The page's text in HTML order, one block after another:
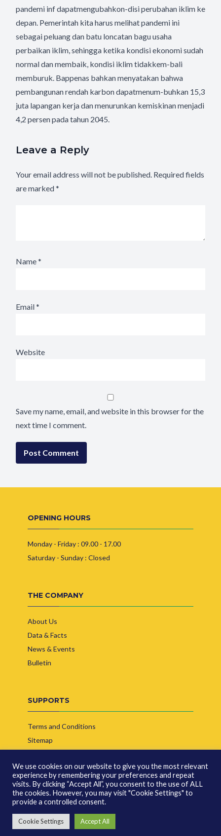
pandemi inf dapatmengubahkon-disi perubahan iklim ke
depan. Pemerintah kita harus melihat pandemi ini
sebagai peluang dan batu loncatan bagu usaha
perbaikan iklim, sehingga ketika kondisi ekonomi sudah
normal dan membaik, kondisi iklim tidakkem-bali
memburuk. Bappenas bahkan menyatakan bahwa
pembangunan rendah karbon dapatmenum-buhkan 15,3
juta lapangan kerja dan menurunkan kemiskinan menjadi
4,2 persen pada tahun 2045.
Leave a Reply
Your email address will not be published. Required fields
are marked*
Name*
Email*
Website
Save my name, email, and website in this browser for the
next time I comment.
OPENING HOURS
Monday - Friday : 09.00 - 17.00
Saturday - Sunday : Closed
THE COMPANY
About Us
Data & Facts
News & Events
Bulletin
SUPPORTS
Terms and Conditions
Sitemap
© Copyright 2026 | Indonesia Biofuel Producer Association
We use cookies on our website to give you the most relevant
experience by remembering your preferences and repeat
visits. By clicking “Accept All”, you consent to the use of ALL
the cookies. However, you may visit "Cookie Settings" to
provide a controlled consent.
Cookie Settings Accept All